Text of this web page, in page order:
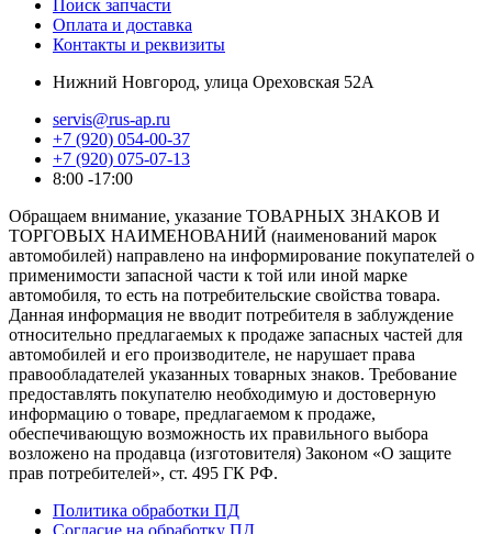
Поиск запчасти
Оплата и доставка
Контакты и реквизиты
Нижний Новгород, улица Ореховская 52А
servis@rus-ap.ru
+7 (920) 054-00-37
+7 (920) 075-07-13
8:00 -17:00
Обращаем внимание, указание ТОВАРНЫХ ЗНАКОВ И
ТОРГОВЫХ НАИМЕНОВАНИЙ (наименований марок
автомобилей) направлено на информирование покупателей о
применимости запасной части к той или иной марке
автомобиля, то есть на потребительские свойства товара.
Данная информация не вводит потребителя в заблуждение
относительно предлагаемых к продаже запасных частей для
автомобилей и его производителе, не нарушает права
правообладателей указанных товарных знаков. Требование
предоставлять покупателю необходимую и достоверную
информацию о товаре, предлагаемом к продаже,
обеспечивающую возможность их правильного выбора
возложено на продавца (изготовителя) Законом «О защите
прав потребителей», ст. 495 ГК РФ.
Политика обработки ПД
Согласие на обработку ПД